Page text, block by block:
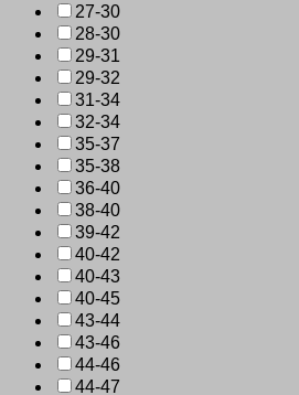
27-30
28-30
29-31
29-32
31-34
32-34
35-37
35-38
36-40
38-40
39-42
40-42
40-43
40-45
43-44
43-46
44-46
44-47